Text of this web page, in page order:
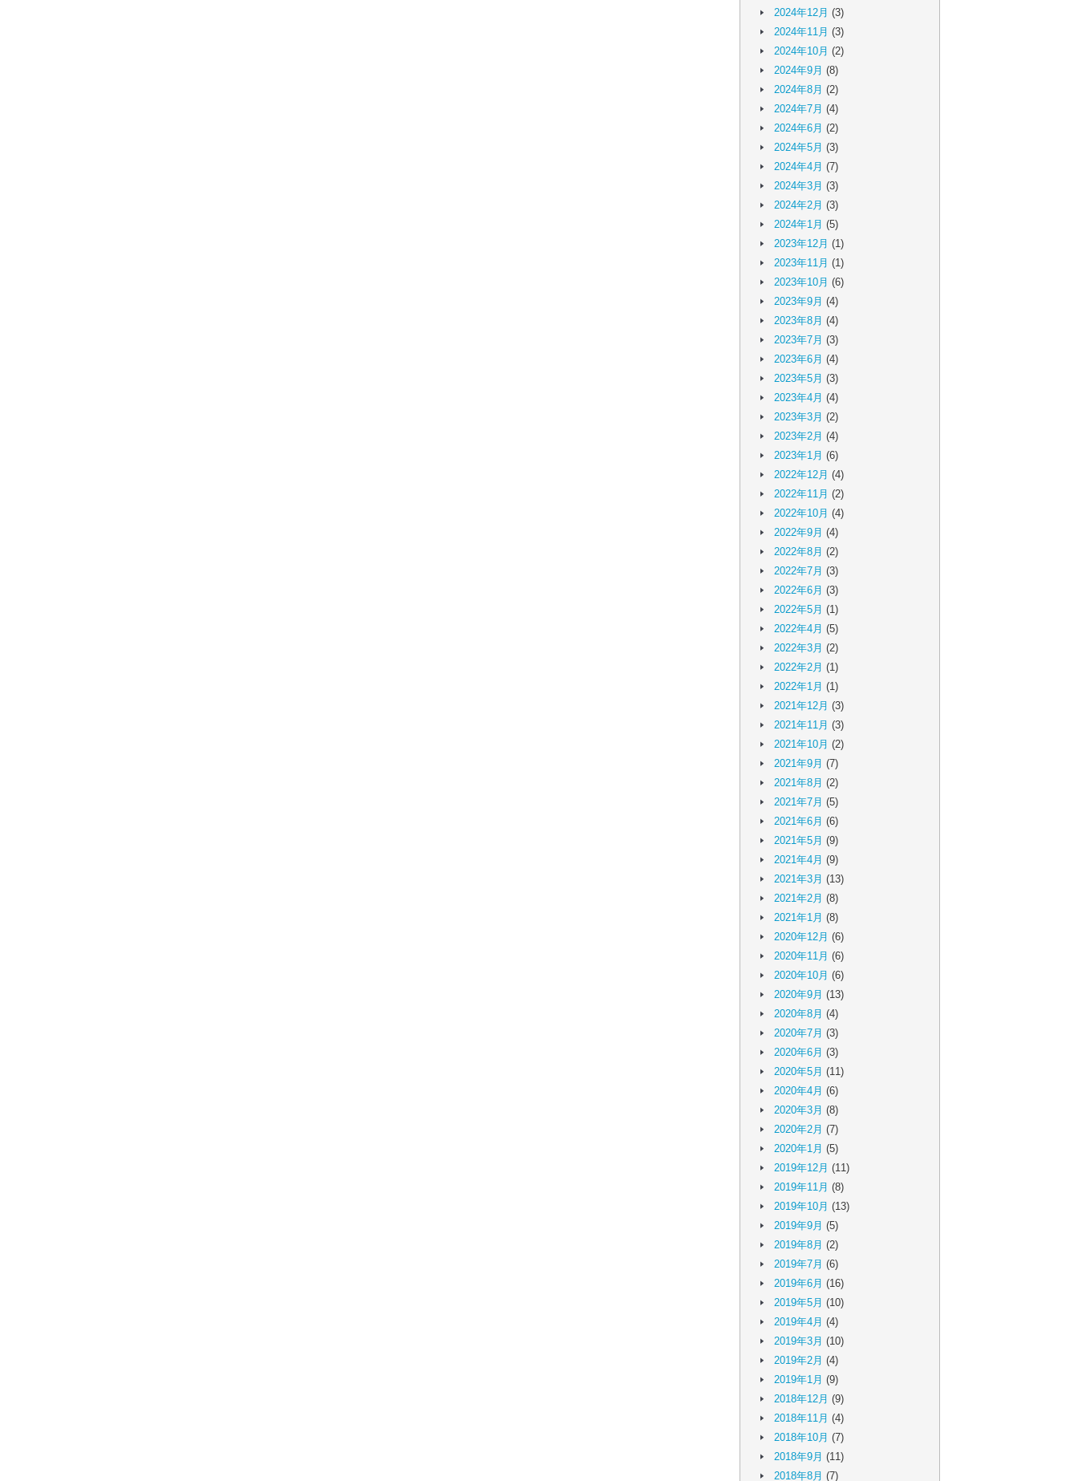
2024年12月 (3)
2024年11月 (3)
2024年10月 (2)
2024年9月 (8)
2024年8月 (2)
2024年7月 (4)
2024年6月 (2)
2024年5月 (3)
2024年4月 (7)
2024年3月 (3)
2024年2月 (3)
2024年1月 (5)
2023年12月 (1)
2023年11月 (1)
2023年10月 (6)
2023年9月 (4)
2023年8月 (4)
2023年7月 (3)
2023年6月 (4)
2023年5月 (3)
2023年4月 (4)
2023年3月 (2)
2023年2月 (4)
2023年1月 (6)
2022年12月 (4)
2022年11月 (2)
2022年10月 (4)
2022年9月 (4)
2022年8月 (2)
2022年7月 (3)
2022年6月 (3)
2022年5月 (1)
2022年4月 (5)
2022年3月 (2)
2022年2月 (1)
2022年1月 (1)
2021年12月 (3)
2021年11月 (3)
2021年10月 (2)
2021年9月 (7)
2021年8月 (2)
2021年7月 (5)
2021年6月 (6)
2021年5月 (9)
2021年4月 (9)
2021年3月 (13)
2021年2月 (8)
2021年1月 (8)
2020年12月 (6)
2020年11月 (6)
2020年10月 (6)
2020年9月 (13)
2020年8月 (4)
2020年7月 (3)
2020年6月 (3)
2020年5月 (11)
2020年4月 (6)
2020年3月 (8)
2020年2月 (7)
2020年1月 (5)
2019年12月 (11)
2019年11月 (8)
2019年10月 (13)
2019年9月 (5)
2019年8月 (2)
2019年7月 (6)
2019年6月 (16)
2019年5月 (10)
2019年4月 (4)
2019年3月 (10)
2019年2月 (4)
2019年1月 (9)
2018年12月 (9)
2018年11月 (4)
2018年10月 (7)
2018年9月 (11)
2018年8月 (7)